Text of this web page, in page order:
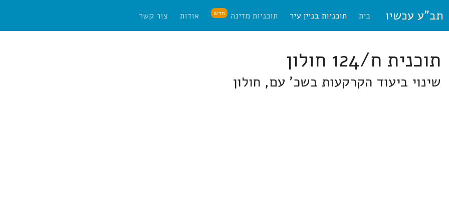
תב"ע עכשיו בית תוכניות בניין עיר תוכניות מדינה חדש אודות צור קשר
תוכנית ח/124 חולון
שינוי ביעוד הקרקעות בשכ' עם, חולון